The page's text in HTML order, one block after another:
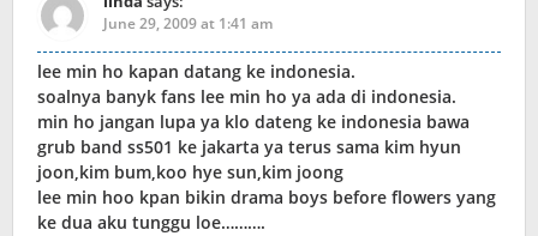
June 29, 2009 at 1:41 am
lee min ho kapan datang ke indonesia.
soalnya banyk fans lee min ho ya ada di indonesia.
min ho jangan lupa ya klo dateng ke indonesia bawa
grub band ss501 ke jakarta ya terus sama kim hyun
joon,kim bum,koo hye sun,kim joong
lee min hoo kpan bikin drama boys before flowers yang
ke dua aku tunggu loe……….